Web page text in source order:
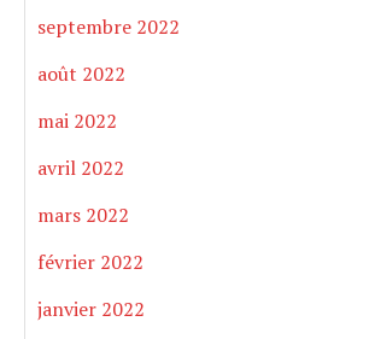
septembre 2022
août 2022
mai 2022
avril 2022
mars 2022
février 2022
janvier 2022